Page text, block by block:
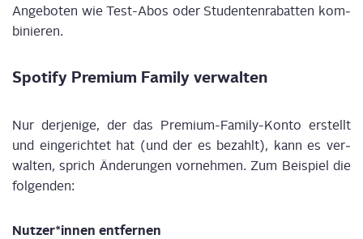
Ange­bo­ten wie Test-Abos oder Stu­den­ten­ra­bat­ten kom­
bi­nie­ren.
Spo­ti­fy Pre­mi­um Fami­ly verwalten
Nur der­je­ni­ge, der das Pre­mi­um-Fami­ly-Kon­to erstellt
und ein­ge­rich­tet hat (und der es bezahlt), kann es ver­
wal­ten, sprich Ände­run­gen vor­neh­men. Zum Bei­spiel die
folgenden:
Nutzer*innen ent­fer­nen